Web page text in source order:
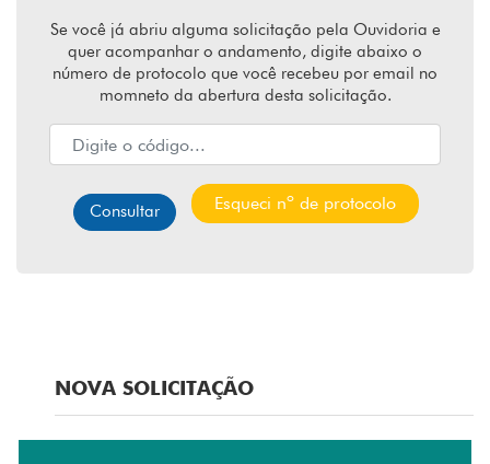
Se você já abriu alguma solicitação pela Ouvidoria e
quer acompanhar o andamento, digite abaixo o
número de protocolo que você recebeu por email no
momneto da abertura desta solicitação.
Consultar Esqueci nº de protocolo
NOVA SOLICITAÇÃO